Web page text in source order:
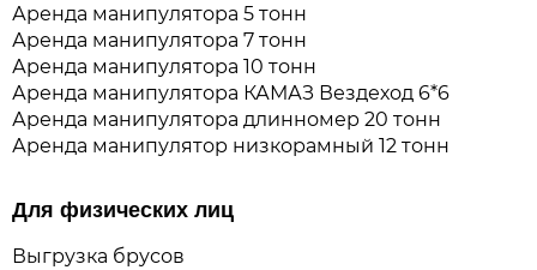
Аренда манипулятора 5 тонн
Аренда манипулятора 7 тонн
Аренда манипулятора 10 тонн
Аренда манипулятора КАМАЗ Вездеход 6*6
Аренда манипулятора длинномер 20 тонн
Аренда манипулятор низкорамный 12 тонн
Для физических лиц
Выгрузка брусов